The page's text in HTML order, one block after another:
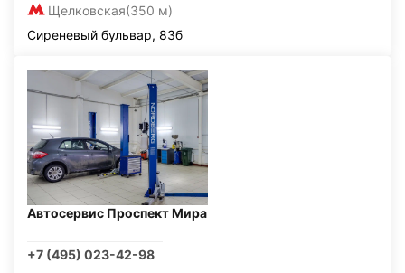
Щелковская(350 м)
Сиреневый бульвар, 83б
Автосервис Проспект Мира
+7 (495) 023-42-98